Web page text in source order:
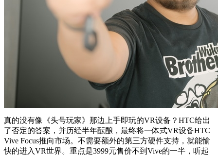
真的没有像《头号玩家》那边上手即玩的VR设备？HTC给出
了否定的答案，并历经半年酝酿，最终将一体式VR设备HTC
Vive Focus推向市场。不需要额外的第三方硬件支持，就能愉
快的进入VR世界。重点是3999元售价不到Vive的一半，听起